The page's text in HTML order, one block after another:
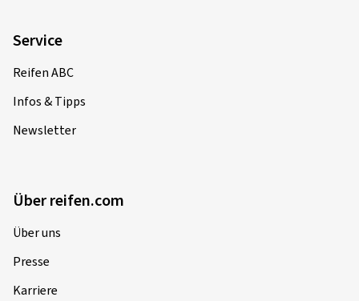
Service
Reifen ABC
Infos & Tipps
Newsletter
Über reifen.com
Über uns
Presse
Karriere